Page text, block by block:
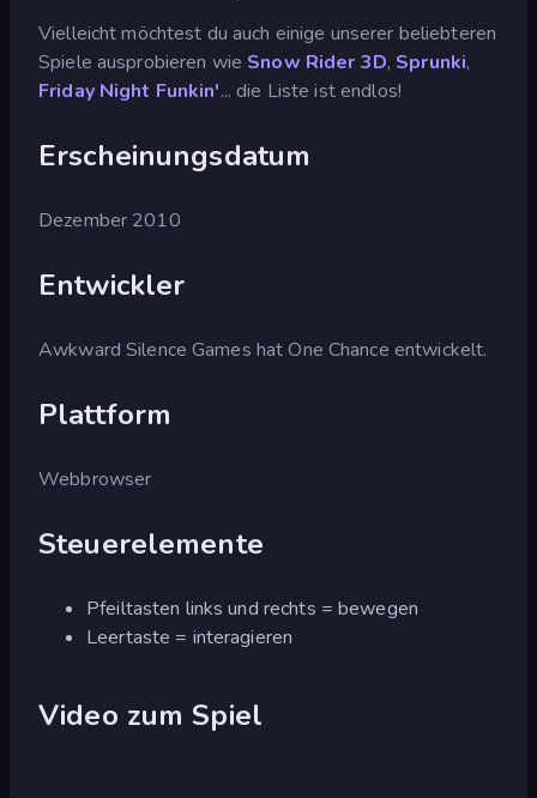
Vielleicht möchtest du auch einige unserer beliebteren
Spiele ausprobieren wie Snow Rider 3D, Sprunki,
Friday Night Funkin'... die Liste ist endlos!
Erscheinungsdatum
Dezember 2010
Entwickler
Awkward Silence Games hat One Chance entwickelt.
Plattform
Webbrowser
Steuerelemente
Pfeiltasten links und rechts = bewegen
Leertaste = interagieren
Video zum Spiel